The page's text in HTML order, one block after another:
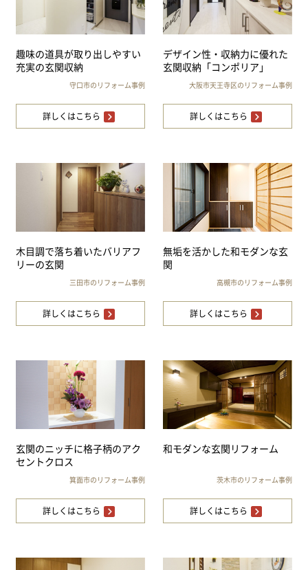
趣味の道具が取り出しやすい
充実の玄関収納
守口市のリフォーム事例
詳しくはこちら
デザイン性・収納力に優れた
玄関収納「コンポリア」
大阪市天王寺区のリフォーム事例
詳しくはこちら
木目調で落ち着いたバリアフ
リーの玄関
三田市のリフォーム事例
詳しくはこちら
無垢を活かした和モダンな玄
関
高槻市のリフォーム事例
詳しくはこちら
玄関のニッチに格子柄のアク
セントクロス
箕面市のリフォーム事例
詳しくはこちら
和モダンな玄関リフォーム
茨木市のリフォーム事例
詳しくはこちら